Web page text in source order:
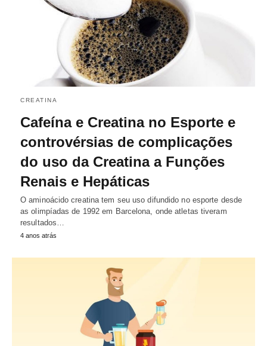
CREATINA
Cafeína e Creatina no Esporte e
controvérsias de complicações
do uso da Creatina a Funções
Renais e Hepáticas
O aminoácido creatina tem seu uso difundido no esporte desde
as olimpíadas de 1992 em Barcelona, onde atletas tiveram
resultados…
4 anos atrás